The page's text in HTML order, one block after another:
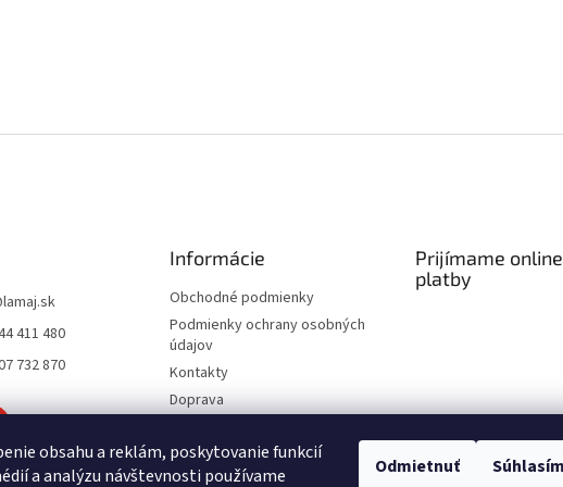
obsahu a reklám, poskytovanie funkcií
a analýzu návštevnosti používame
Odmietnuť Súhlasím
lamaj.sk
411 480
732 870
Informácie
Obchodné podmienky
Podmienky ochrany osobných
údajov
Kontakty
Doprava
Moja objednávka
Prijímame online
platby